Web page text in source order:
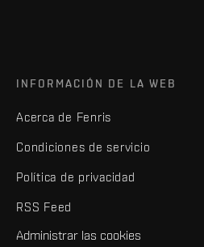
INFORMACIÓN DE LA WEB
Acerca de Fenris
Condiciones de servicio
Política de privacidad
RSS Feed
Administrar las cookies